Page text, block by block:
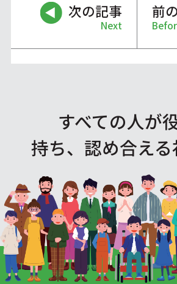
次の記事
Next
前
すべての人が
持ち、認め合える